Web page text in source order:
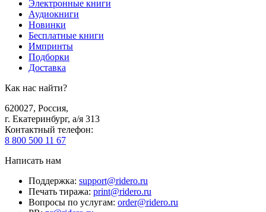
Электронные книги
Аудиокниги
Новинки
Бесплатные книги
Импринты
Подборки
Доставка
Как нас найти?
620027, Россия,
г. Екатеринбург, а/я 313
Контактный телефон:
8 800 500 11 67
Написать нам
Поддержка: support@ridero.ru
Печать тиража: print@ridero.ru
Вопросы по услугам: order@ridero.ru